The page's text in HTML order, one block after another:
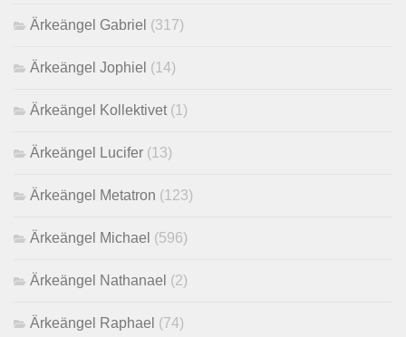
Ärkeängel Gabriel (317)
Ärkeängel Jophiel (14)
Ärkeängel Kollektivet (1)
Ärkeängel Lucifer (13)
Ärkeängel Metatron (123)
Ärkeängel Michael (596)
Ärkeängel Nathanael (2)
Ärkeängel Raphael (74)